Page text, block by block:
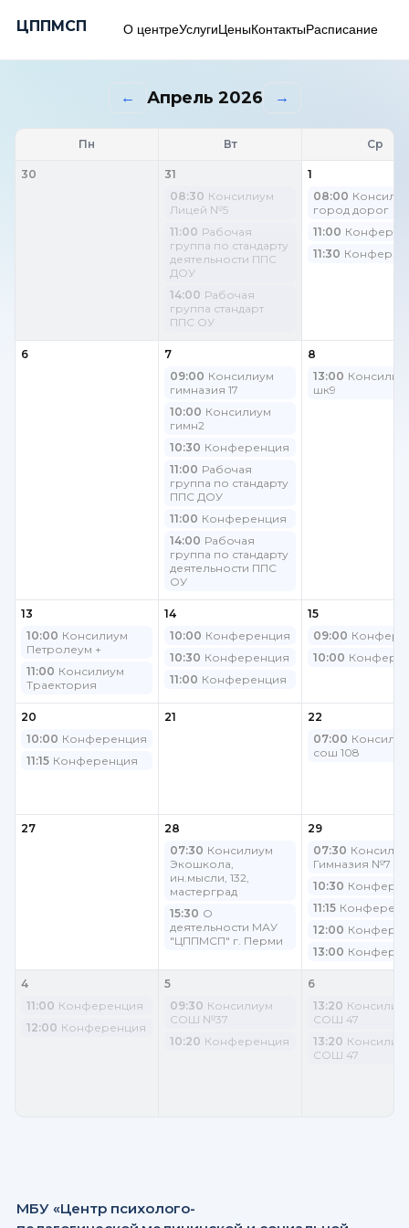
ЦППМСП О центреУслугиЦеныКонтактыРасписание
← Апрель 2026 →
Пн Вт Ср
30
31
08:30 Консилиум
Лицей №5
11:00 Рабочая
группа по стандарту
деятельности ППС
ДОУ
14:00 Рабочая
группа стандарт
ППС ОУ
1
08:00
город дорог
11:00
11:30
6
7
09:00 Консилиум
гимназия 17
10:00 Консилиум
гимн2
10:30 Конференция
11:00 Рабочая
группа по стандарту
ППС ДОУ
11:00 Конференция
14:00 Рабочая
группа по стандарту
деятельности ППС
ОУ
8
13:00
шк9
13
10:00 Консилиум
Петролеум +
11:00 Консилиум
Траектория
14
10:00 Конференция
10:30 Конференция
11:00 Конференция
15
09:00
10:00
20
10:00 Конференция
11:15 Конференция
21
22
07:00
сош 108
27
28
07:30 Консилиум
Экошкола,
ин.мысли, 132,
мастерград
15:30 О
деятельности МАУ
"ЦППМСП" г. Перми
29
07:30
Гимназия №7
10:30
11:15
12:00
13:00
4
11:00 Конференция
12:00 Конференция
5
09:30 Консилиум
СОШ №37
10:20 Конференция
6
13:20
СОШ 47
13:20
СОШ 47
МБУ «Центр психолого-